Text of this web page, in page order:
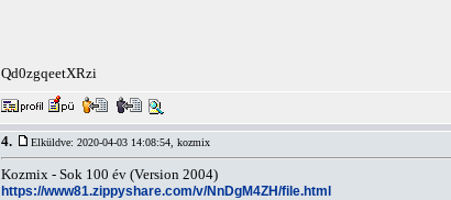
Qd0zgqeetXRzi
4. Elküldve: 2020-04-03 14:08:54, kozmix
Kozmix - Sok 100 év (Version 2004)
https://www81.zippyshare.com/v/NnDgM4ZH/file.html